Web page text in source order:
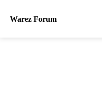
Warez Forum